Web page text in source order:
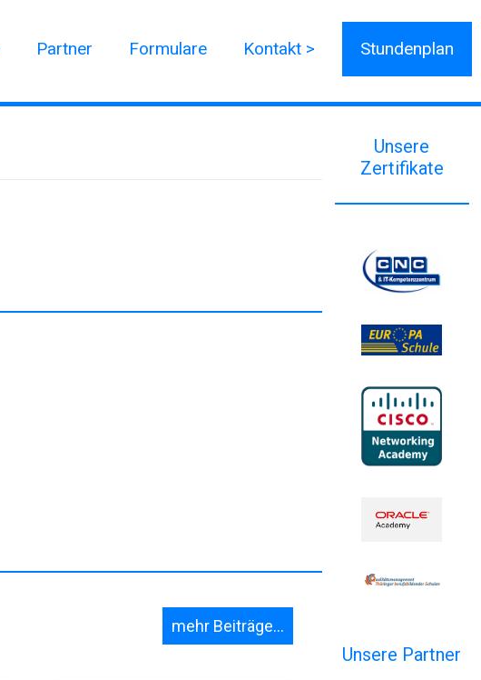
Partner Formulare Kontakt > Stundenplan
mehr Beiträge...
Unsere
Zertifikate
Unsere Partner